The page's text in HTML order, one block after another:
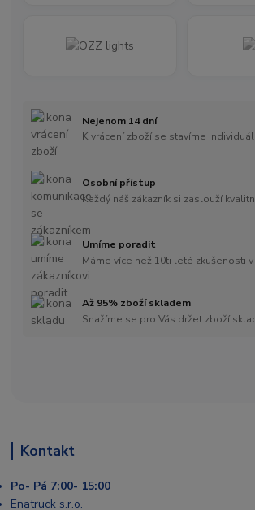
Nejenom 14 dní
K vrácení zboží se stavíme
Osobní přístup
Každý náš zákazník si zaslouží
Umíme poradit
Máme více než 10ti leté zkušenosti
Až 95% zboží skladem
Snažíme se pro Vás držet zboží
Kontakt
Po- Pá 7:00- 15:00
Enatruck s.r.o.